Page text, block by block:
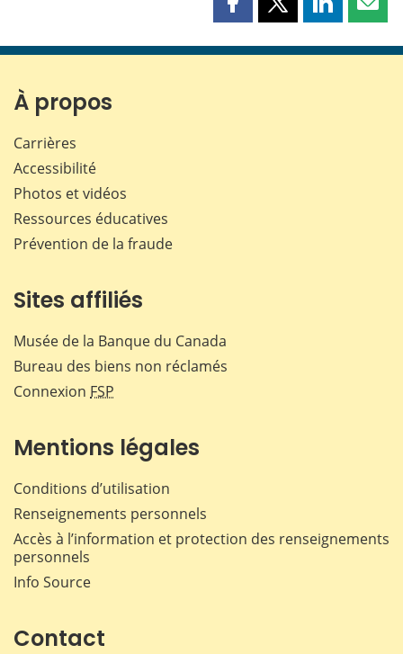
Partager
page
Partager
page
Partager
page page
À propos
Carrières
Accessibilité
Photos et vidéos
Ressources éducatives
Prévention de la fraude
Sites affiliés
Musée de la Banque du Canada
Bureau des biens non réclamés
Connexion FSP
Mentions légales
Conditions d’utilisation
Renseignements personnels
Accès à l’information et protection des renseignements
personnels
Info Source
Contact